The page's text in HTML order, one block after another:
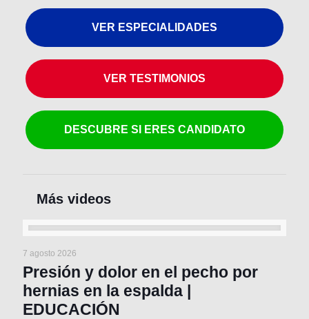
VER ESPECIALIDADES
VER TESTIMONIOS
DESCUBRE SI ERES CANDIDATO
7 agosto 2026
Presión y dolor en el pecho por
hernias en la espalda |
EDUCACIÓN